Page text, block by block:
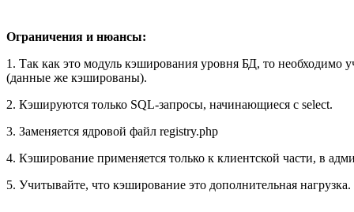
Ограничения и нюансы:
1. Так как это модуль кэширования уровня БД, то необходимо
(данные же кэшированы).
2. Кэшируются только SQL-запросы, начинающиеся с select.
3. Заменяется ядровой файл registry.php
4. Кэширование применяется только к клиентской части, в
5. Учитывайте, что кэширование это дополнительная